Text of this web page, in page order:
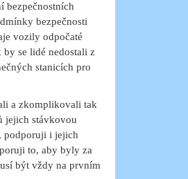
bezpečnostních
bezpečnosti
vozily odpočaté
se lidé nedostali z
stanicích pro
a zkomplikovali tak
jejich stávkovou
podporuji i jejich
to, aby byly za
být vždy na prvním